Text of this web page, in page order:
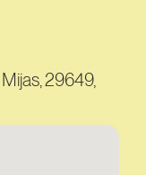
29649,